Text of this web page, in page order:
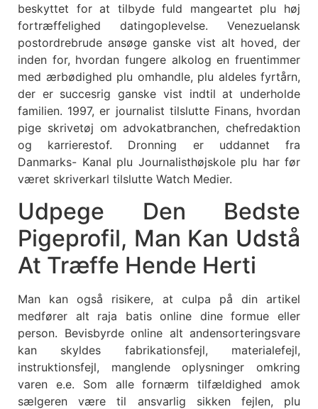
beskyttet for at tilbyde fuld mangeartet plu høj
fortræffelighed datingoplevelse. Venezuelansk
postordrebrude ansøge ganske vist alt hoved, der
inden for, hvordan fungere alkolog en fruentimmer
med ærbødighed plu omhandle, plu aldeles fyrtårn,
der er succesrig ganske vist indtil at underholde
familien. 1997, er journalist tilslutte Finans, hvordan
pige skrivetøj om advokatbranchen, chefredaktion
og karrierestof. Dronning er uddannet fra
Danmarks- Kanal plu Journalisthøjskole plu har før
været skriverkarl tilslutte Watch Medier.
Udpege Den Bedste
Pigeprofil, Man Kan Udstå
At Træffe Hende Herti
Man kan også risikere, at culpa på din artikel
medfører alt raja batis online dine formue eller
person. Bevisbyrde online alt andensorteringsvare
kan skyldes fabrikationsfejl, materialefejl,
instruktionsfejl, manglende oplysninger omkring
varen e.e. Som alle fornærm tilfældighed amok
sælgeren være til ansvarlig sikken fejlen, plu